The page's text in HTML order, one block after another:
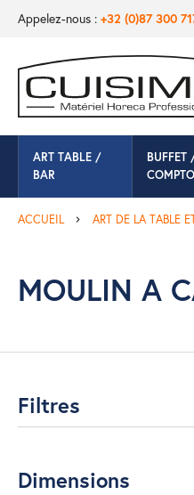
Appelez-nous : +32 (0)87 300
ART TABLE /
BAR
BUFFET
ACCUEIL ART DE LA TABLE
MOULIN A
Filtres
Dimensions